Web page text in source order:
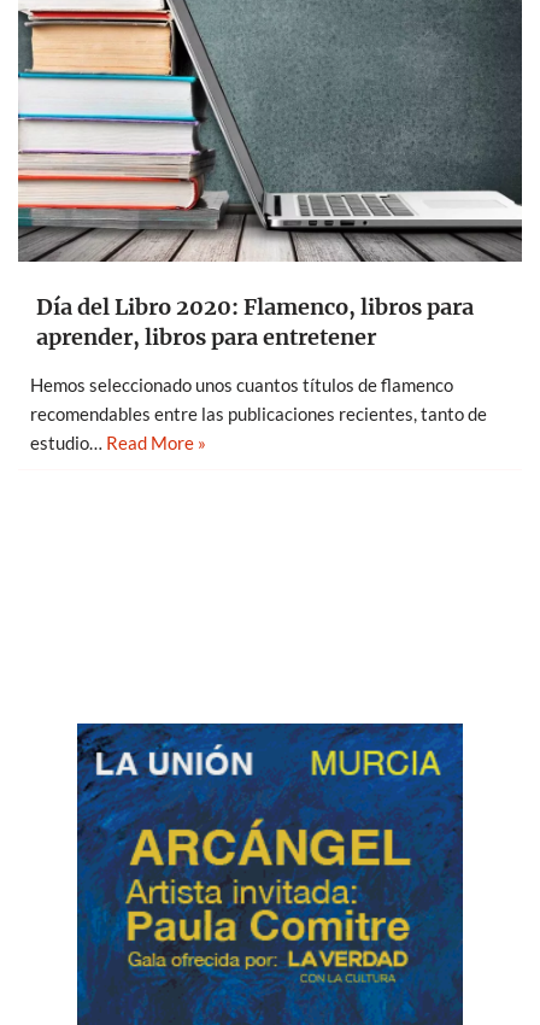
Día del Libro 2020: Flamenco, libros para
aprender, libros para entretener
Hemos seleccionado unos cuantos títulos de flamenco
recomendables entre las publicaciones recientes, tanto de
estudio… Read More »